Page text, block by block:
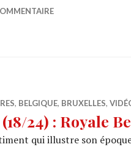
, BELGIQUE, BRUXELLES,
24) : Royale
qui illustre son